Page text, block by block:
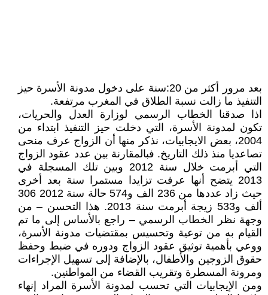
بعد مرور أكثر من 20:سنة على دخول مدونة الأسرة حيز
التنفيذ ما زالت نسبة الطلاق في المغرب مرتفعة.
اذا صدقنا الخطاب الرسمي لوزارة العدل والحريات،
تكون لمدونة الأسرة، التي دخلت حيز التنفيذ ابتداء من
2004، بعض الايجابيات، نذكر منها أن الزواج عرف منحى
تصاعديا منذ ذلك التاريخ. فبالمقارنة بين عدد عقود الزواج
التي أبرمت خلال سنة 2012 وبين تلك المسجلة في
2013 يتضح أنها عرفت تزايدا مستمرا سنة بعد أخرى
حيث زاد عددها من 236 الف و574 حالة سنة 2012 306
ألف و533 زيجة أبرمت سنة 2013. هذا التحسن – من
وجهة نظر الخطاب الرسمي – راجع بالأساس إلى ما تم
القيام به من توعية وتحسيس بمقتضيات مدونة الأسرة،
ووعي بأهمية توثيق عقود الزواج ودوره في ضبط وحفظ
حقوق الزوجين والأطفال، بالإضافة إلى تسهيل الإجراءات
ومرونة المسطرة وتقريب القضاء من المواطنين.
ومن الإيجابيات التي تحسب لمدونة الأسرة المراد إنهاء